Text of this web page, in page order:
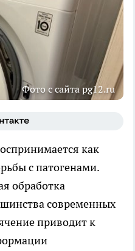
Фото с сайта pg12.ru
как
с патогенами.
обработка
современных
приводит к